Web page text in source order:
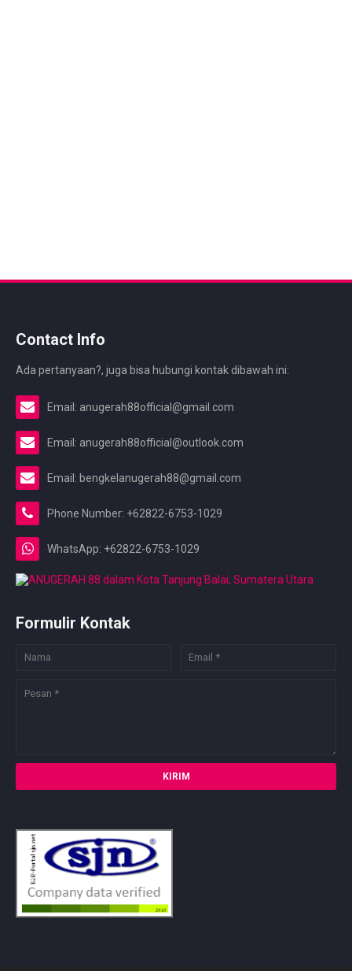
Contact Info
Ada pertanyaan?, juga bisa hubungi kontak dibawah ini:
Email: anugerah88official@gmail.com
Email: anugerah88official@outlook.com
Email: bengkelanugerah88@gmail.com
Phone Number: +62822-6753-1029
WhatsApp: +62822-6753-1029
Formulir Kontak